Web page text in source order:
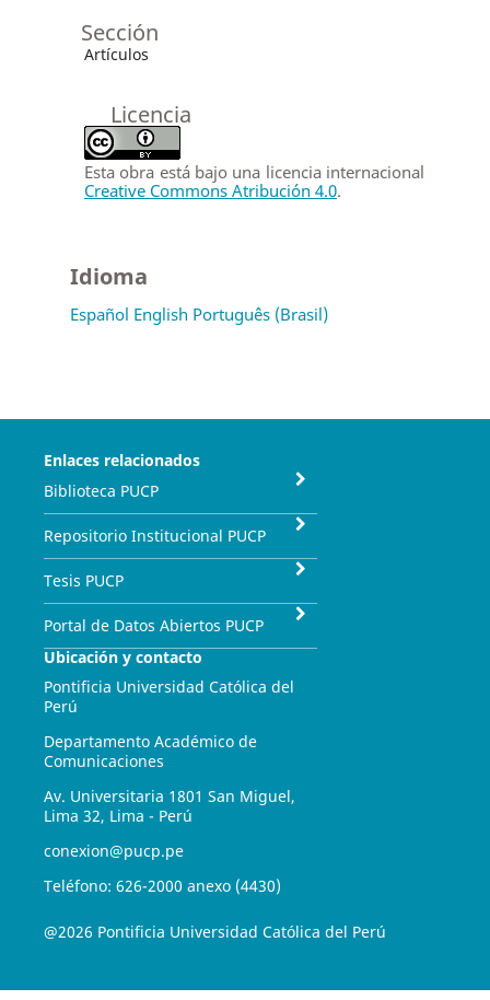
Sección
Artículos
Licencia
Esta obra está bajo una licencia internacional
Creative Commons Atribución 4.0.
Idioma
Español English Português (Brasil)
Enlaces relacionados
Biblioteca PUCP
Repositorio Institucional PUCP
Tesis PUCP
Portal de Datos Abiertos PUCP
Ubicación y contacto
Pontificia Universidad Católica del
Perú
Departamento Académico de
Comunicaciones
Av. Universitaria 1801 San Miguel,
Lima 32, Lima - Perú
conexion@pucp.pe
Teléfono: 626-2000 anexo (4430)
@2026 Pontificia Universidad Católica del Perú